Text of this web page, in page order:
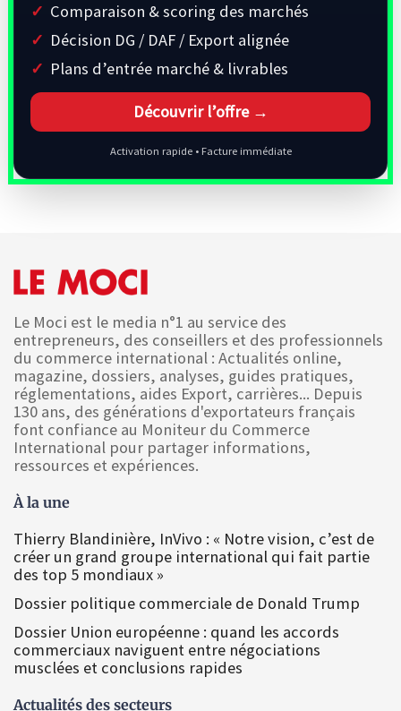
Comparaison & scoring des marchés
Décision DG / DAF / Export alignée
Plans d’entrée marché & livrables
Découvrir l’offre →
Activation rapide • Facture immédiate
Le Moci est le media n°1 au service des
entrepreneurs, des conseillers et des professionnels
du commerce international : Actualités online,
magazine, dossiers, analyses, guides pratiques,
réglementations, aides Export, carrières... Depuis
130 ans, des générations d'exportateurs français
font confiance au Moniteur du Commerce
International pour partager informations,
ressources et expériences.
À la une
Thierry Blandinière, InVivo : « Notre vision, c’est de
créer un grand groupe international qui fait partie
des top 5 mondiaux »
Dossier politique commerciale de Donald Trump
Dossier Union européenne : quand les accords
commerciaux naviguent entre négociations
musclées et conclusions rapides
Actualités des secteurs